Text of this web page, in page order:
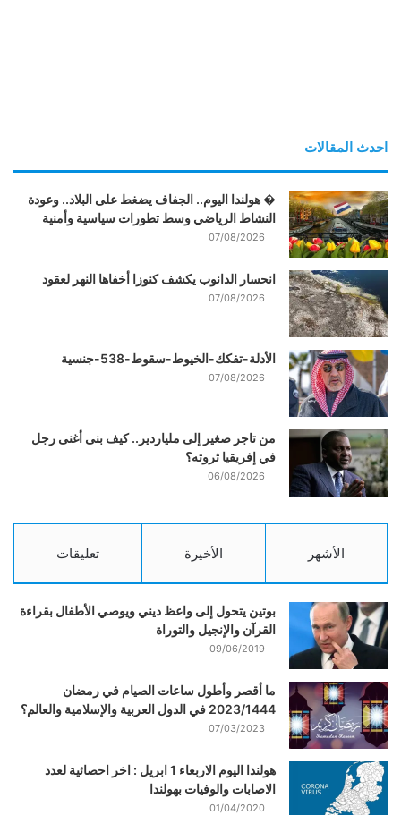
احدث المقالات
� هولندا اليوم.. الجفاف يضغط على البلاد.. وعودة
النشاط الرياضي وسط تطورات سياسية وأمنية
07/08/2026
انحسار الدانوب يكشف كنوزا أخفاها النهر لعقود
07/08/2026
الأدلة-تفكك-الخيوط-سقوط-538-جنسية
07/08/2026
من تاجر صغير إلى ملياردير.. كيف بنى أغنى رجل
في إفريقيا ثروته؟
06/08/2026
الأشهر الأخيرة تعليقات
بوتين يتحول إلى واعظ ديني ويوصي الأطفال بقراءة
القرآن والإنجيل والتوراة
09/06/2019
ما أقصر وأطول ساعات الصيام في رمضان
2023/1444 في الدول العربية والإسلامية والعالم؟
07/03/2023
هولندا اليوم الاربعاء 1 ابريل : اخر احصائية لعدد
الاصابات والوفيات بهولندا
01/04/2020